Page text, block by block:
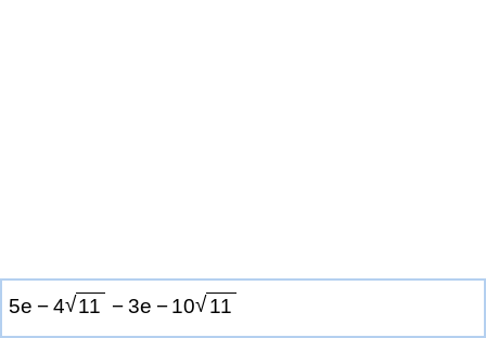
5e − 4√11 −3e − 10√11